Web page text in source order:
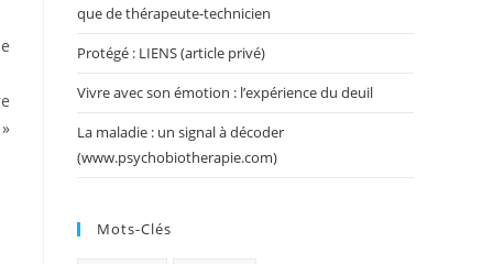
que de thérapeute-technicien
Protégé : LIENS (article privé)
Vivre avec son émotion : l’expérience du deuil
La maladie : un signal à décoder
(www.psychobiotherapie.com)
Mots-Clés